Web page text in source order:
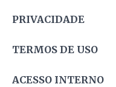
PRIVACIDADE
TERMOS DE USO
ACESSO INTERNO